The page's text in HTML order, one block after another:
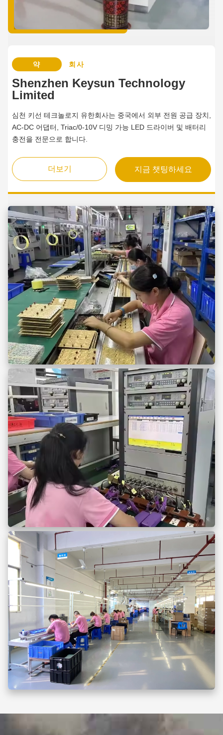
약 회사
Shenzhen Keysun Technology
Limited
심천 키선 테크놀로지 유한회사는 중국에서 외부 전원 공급 장치,
AC-DC 어댑터, Triac/0-10V 디밍 가능 LED 드라이버 및 배터리
충전을 전문으로 합니다.
더보기 지금 챗팅하세요